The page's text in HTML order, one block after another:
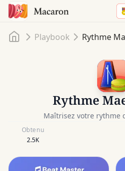
Accueil
Playbook
Rythme
Maîtrisez votre rythme
Obtenu
2.5K